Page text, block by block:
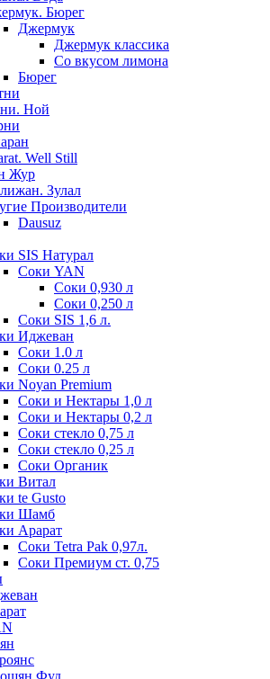
Бюрег
Джермук
Джермук классика
Со вкусом лимона
Бюрег
Ной
Well Still
Жур
Зулал
Производители
Dausuz
SIS Натурал
Соки YAN
Соки 0,930 л
Соки 0,250 л
Соки SIS 1,6 л.
Иджеван
Соки 1.0 л
Соки 0.25 л
Noyan Premium
Соки и Нектары 1,0 л
Соки и Нектары 0,2 л
Соки стекло 0,75 л
Соки стекло 0,25 л
Соки Органик
Витал
te Gusto
Шамб
Арарат
Соки Tetra Pak 0,97л.
Соки Премиум ст. 0,75
Фуд